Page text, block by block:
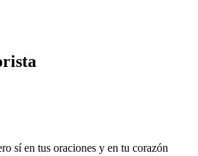
sí en tus oraciones y en tu corazón